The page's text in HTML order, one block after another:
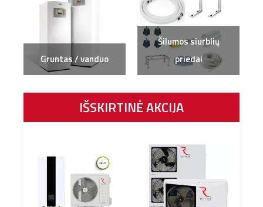
Gruntas / vanduo
Šilumos siurblių
priedai
IŠSKIRTINĖ AKCIJA